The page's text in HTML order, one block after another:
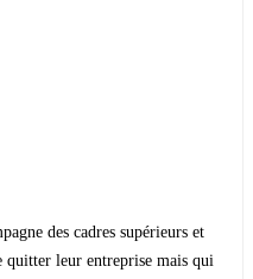
des cadres supérieurs et
quitter leur entreprise mais qui